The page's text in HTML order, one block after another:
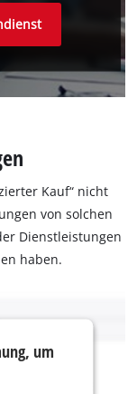
Kauf“ nicht
von solchen
Dienstleistungen
haben.
um